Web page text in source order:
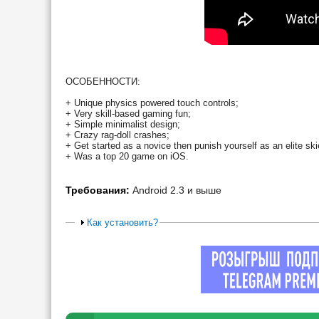
ОСОБЕННОСТИ:
+ Unique physics powered touch controls;
+ Very skill-based gaming fun;
+ Simple minimalist design;
+ Crazy rag-doll crashes;
+ Get started as a novice then punish yourself as an elite
+ Was a top 20 game on iOS.
Требования: Android 2.3 и выше
Как установить?